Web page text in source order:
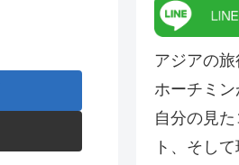
アジアの
ホーチミン
自分の見
ト、そし